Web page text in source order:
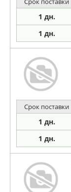
1 дн.
1 дн.
Срок поставки
1 дн.
1 дн.